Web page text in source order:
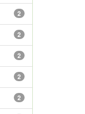
2
2
2
2
2